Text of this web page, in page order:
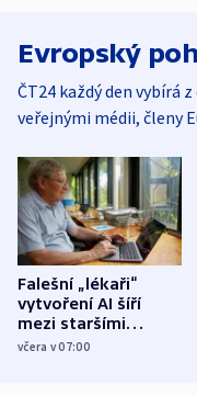
Evropský
ČT24 každý den vybírá
veřejnými médii, členy
Falešní „lékaři“
vytvoření AI šíří
mezi staršími
Poláky nebezpečné
včera v 07:00